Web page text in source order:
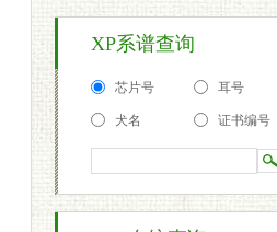
XP系谱查询
芯片号 耳号
犬名 证书编号